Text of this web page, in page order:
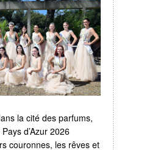
la cité des parfums,
d’Azur 2026
couronnes, les rêves et